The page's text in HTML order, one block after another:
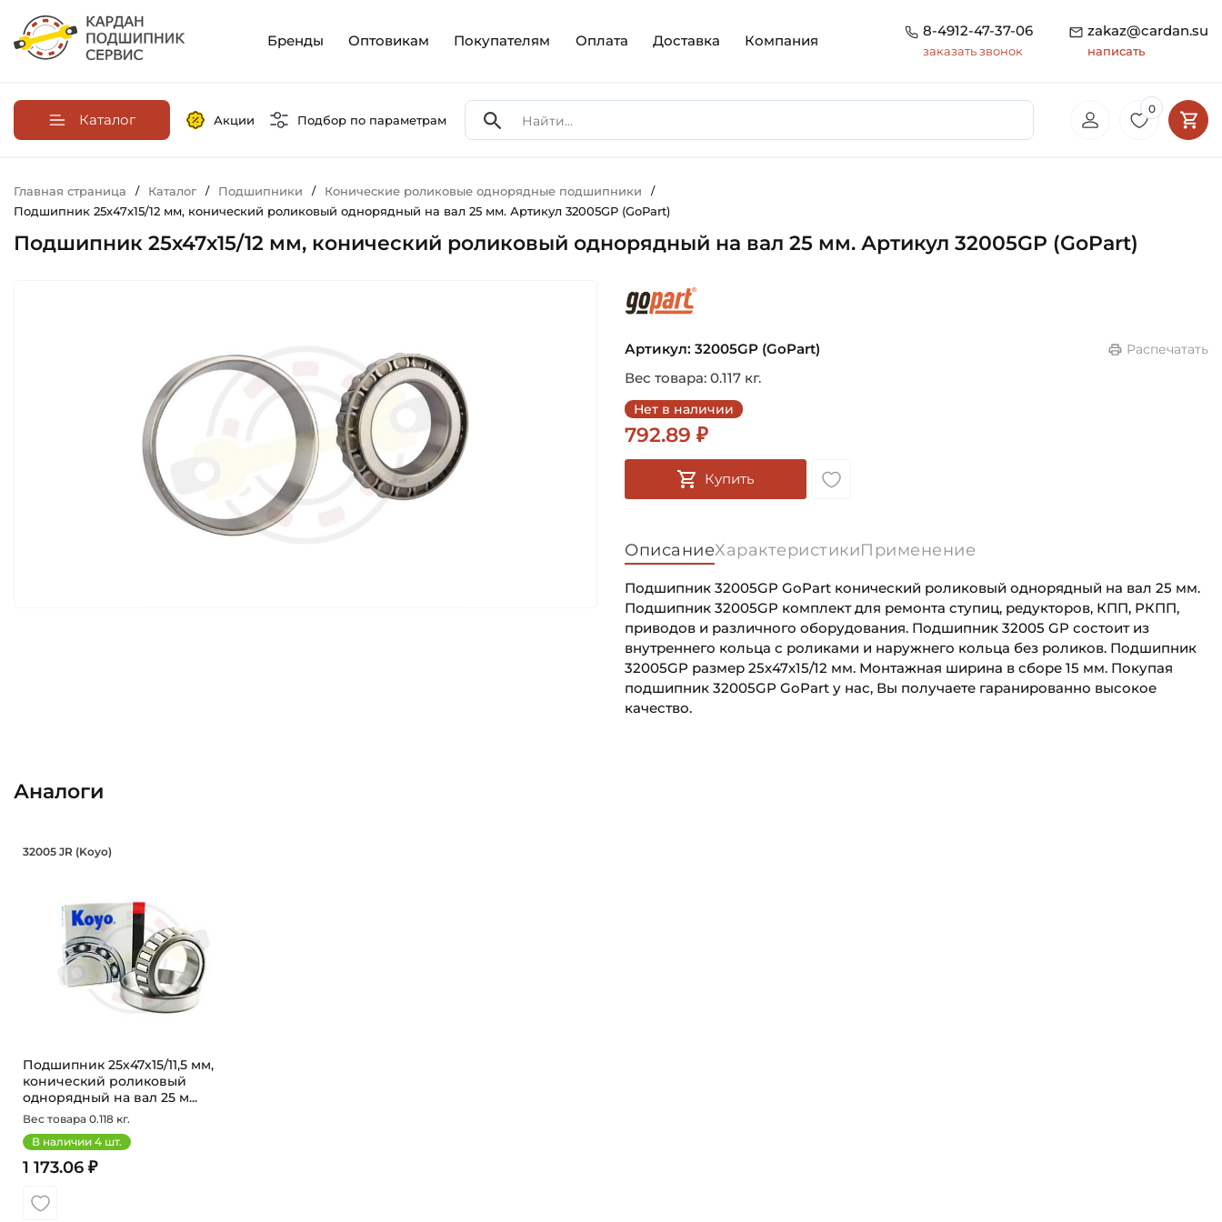
Бренды Оптовикам Покупателям Оплата Доставка Компания
8-4912-47-37-06
заказать звонок
zakaz@cardan.su
написать
Каталог Акции Подбор по параметрам
0
Главная страница / Каталог / Подшипники / Конические роликовые однорядные подшипники /
Подшипник 25х47х15/12 мм, конический роликовый однорядный на вал 25 мм. Артикул 32005GP (GoPart)
Подшипник 25х47х15/12 мм, конический роликовый однорядный на вал 25 мм. Артикул 32005GP (GoPart)
Артикул: 32005GP (GoPart)
Распечатать
Вес товара: 0.117 кг.
Нет в наличии
792.89 ₽
Купить
ОписаниеХарактеристикиПрименение
Подшипник 32005GP GoPart конический роликовый однорядный на вал 25 мм.
Подшипник 32005GP комплект для ремонта ступиц, редукторов, КПП, РКПП,
приводов и различного оборудования. Подшипник 32005 GP состоит из
внутреннего кольца с роликами и наружнего кольца без роликов. Подшипник
32005GP размер 25х47х15/12 мм. Монтажная ширина в сборе 15 мм. Покупая
подшипник 32005GP GoPart у нас, Вы получаете гаранированно высокое
качество.
Аналоги
Подшипник 25х47х15/11,5 мм, конический роликовый однорядный на вал 25 мм. Артикул 32005 JR (Koyo)
32005 JR (Koyo)
Подшипник 25х47х15/11,5 мм,
конический роликовый
однорядный на вал 25 м...
Вес товара 0.118 кг.
В наличии 4 шт.
1 173.06 ₽